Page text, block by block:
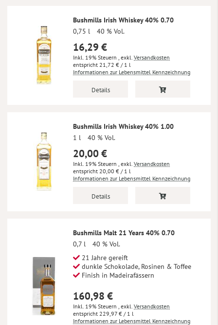
Bushmills Irish Whiskey 40% 0.70
0,75 l
40 % Vol.
16,29 €
Inkl. 19% Steuern exkl. Versandkosten
21,72 € / 1 l
Informationen zur Lebensmittel Kennzeichnung
Details
Bushmills Irish Whiskey 40% 1.00
1 l
40 % Vol.
20,00 €
Inkl. 19% Steuern exkl. Versandkosten
20,00 € / 1 l
Informationen zur Lebensmittel Kennzeichnung
Details
Bushmills Malt 21 Years 40% 0.70
0,7 l
40 % Vol.
21 Jahre gereift
dunkle Schokolade, Rosinen & Toffee
Finish in Madeirafässern
160,98 €
Inkl. 19% Steuern exkl. Versandkosten
229,97 € / 1 l
Informationen zur Lebensmittel Kennzeichnung